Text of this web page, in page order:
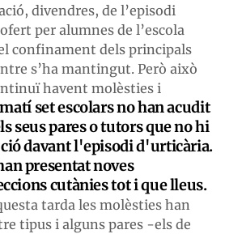
divendres, de l’episodi
per alumnes de l’escola
confinament dels principals
s’ha mantingut. Però això
havent molèsties i
set escolars no han acudit
seus pares o tutors que no hi
davant l'episodi d'urticària.
presentat noves
cutànies tot i que lleus.
tarda les molèsties han
tipus i alguns pares -els de